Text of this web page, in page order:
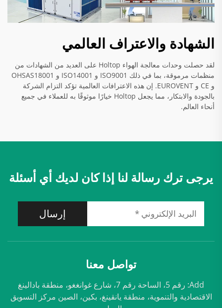
الشهادة والاعتراف العالمي
لقد حصلت وحدات معالجة الهواء Holtop على العديد من الشهادات من
منظمات مرموقة، بما في ذلك ISO9001 و ISO14001 و OHSAS18001
و CE و EUROVENT. إن هذه الاعترافات العالمية تؤكد التزام الشركة
بالجودة والابتكار، مما يجعل Holtop خيارًا موثوقًا به للعملاء في جميع
أنحاء العالم.
يرجى ترك رسالة لنا إذا كان لديك أي أسئلة
إرسال
تواصل معنا
Add: رقم 5، الساحة رقم 7، شارع غوانغغو، منطقة بادالينغ
الاقتصادية والتنموية، منطقة يانقينغ، بكين، الصين مركز التسويق